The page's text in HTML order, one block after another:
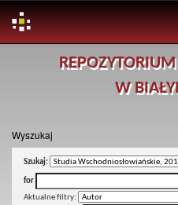
W
Wyszukaj
Szukaj:
for
Aktualne filtry: